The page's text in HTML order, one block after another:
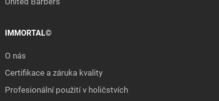
IMMORTAL©
O nás
Certifikace a záruka kvality
Profesionální použití v holičstvích